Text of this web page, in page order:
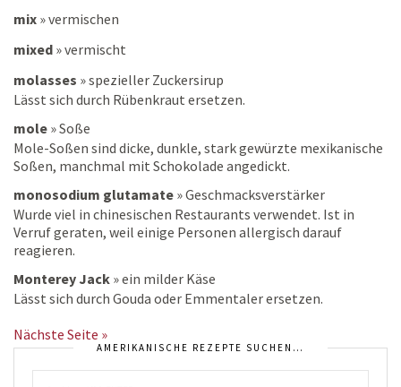
mix »vermischen
mixed »vermischt
molasses »spezieller Zuckersirup
Lässt sich durch Rübenkraut ersetzen.
mole »Soße
Mole-Soßen sind dicke, dunkle, stark gewürzte mexikanische
Soßen, manchmal mit Schokolade angedickt.
monosodium glutamate »Geschmacksverstärker
Wurde viel in chinesischen Restaurants verwendet. Ist in
Verruf geraten, weil einige Personen allergisch darauf
reagieren.
Monterey Jack »ein milder Käse
Lässt sich durch Gouda oder Emmentaler ersetzen.
Nächste Seite »
AMERIKANISCHE REZEPTE SUCHEN…